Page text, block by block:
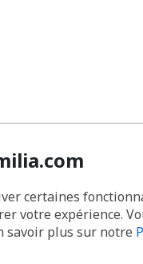
certaines
votre expérience.
savoir plus sur notre